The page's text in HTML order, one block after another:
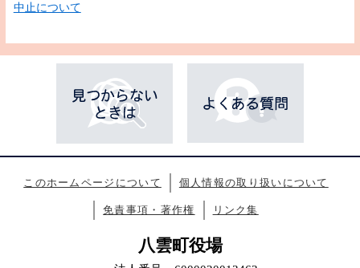
中止について
このホームページについて 個人情報の取り扱いについて
免責事項・著作権 リンク集
八雲町役場